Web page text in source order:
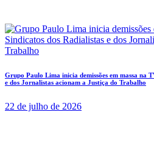
Grupo Paulo Lima inicia demissões em massa na
e dos Jornalistas acionam a Justiça do Trabalho
22 de julho de 2026